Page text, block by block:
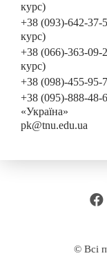
курс)
+38 (093)-642-37-
курс)
+38 (066)-363-09-
курс)
+38 (098)-455-95-
+38 (095)-888-48-
«Україна»
pk@tnu.edu.ua
© Всі